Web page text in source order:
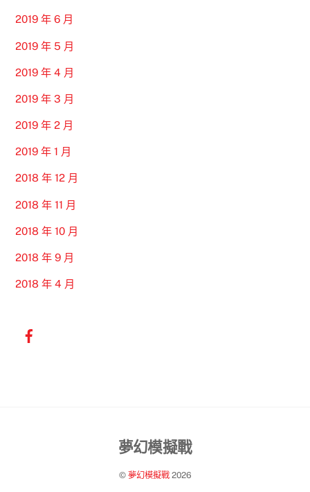
2019 年 6 月
2019 年 5 月
2019 年 4 月
2019 年 3 月
2019 年 2 月
2019 年 1 月
2018 年 12 月
2018 年 11 月
2018 年 10 月
2018 年 9 月
2018 年 4 月
Back
Top
夢幻模擬戰
© 夢幻模擬戰2026